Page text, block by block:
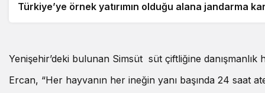
Türkiye’ye örnek yatırımın olduğu alana jandarma
Yenişehir’deki bulunan Simsüt süt çiftliğine
Ercan, “Her hayvanın her ineğin yanı başında 24 saat